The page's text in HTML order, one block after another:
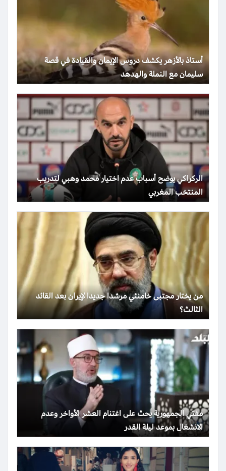
أستاذ بالأزهر يكشف دروس الإيمان والقيادة في قصة
سليمان مع النملة والهدهد
الركراكي يوضح أسباب عدم اختيار محمد وهبي لتدريب
المنتخب المغربي
من يختار مجتبى خامنئي مرشدا جديدا لإيران بعد القائد
الثالث؟
مفتي الجمهورية يحث على اغتنام العشر الأواخر وعدم
الانشغال بموعد ليلة القدر